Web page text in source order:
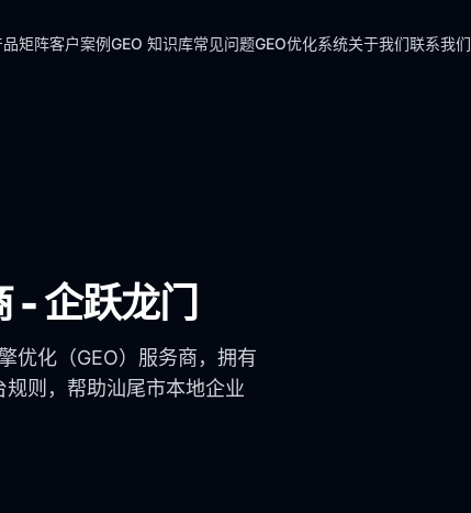
品矩阵客户案例GEO 知识库常见问题GEO优化系统关于我们联系我们
- 企跃龙门
优化（GEO）服务商，拥有
规则，帮助汕尾市本地企业